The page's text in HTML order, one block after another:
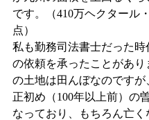
です。（410万ヘクタール
点）
私も勤務司法書士だった時
の依頼を承ったことがあり
の土地は田んぼなのですが
正初め（100年以上前）の
なっており、もちろん亡く